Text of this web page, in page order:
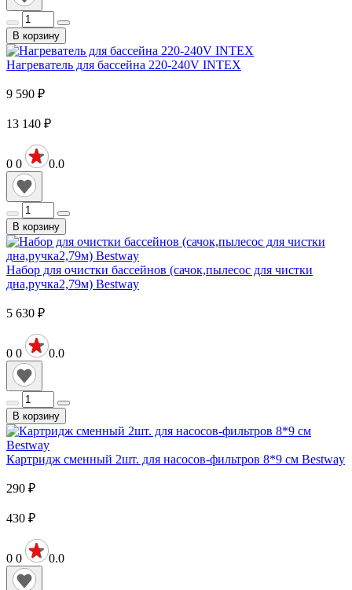
В корзину
Нагреватель для бассейна 220-240V INTEX
9 590 ₽
13 140 ₽
0 0 0.0
В корзину
Набор для очистки бассейнов (сачок,пылесос для чистки
дна,ручка2,79м) Bestway
5 630 ₽
0 0 0.0
В корзину
Картридж сменный 2шт. для насосов-фильтров 8*9 см Bestway
290 ₽
430 ₽
0 0 0.0